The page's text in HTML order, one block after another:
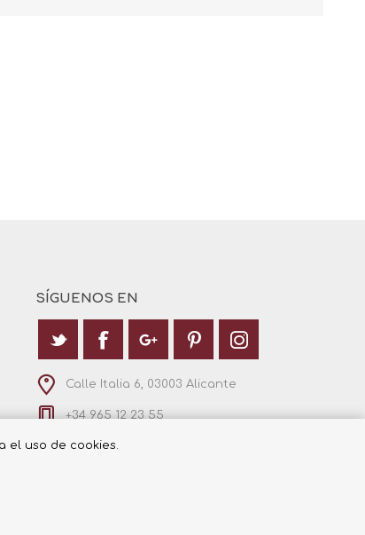
SÍGUENOS EN
Calle Italia 6, 03003 Alicante
+34 965 12 23 55
el uso de cookies.